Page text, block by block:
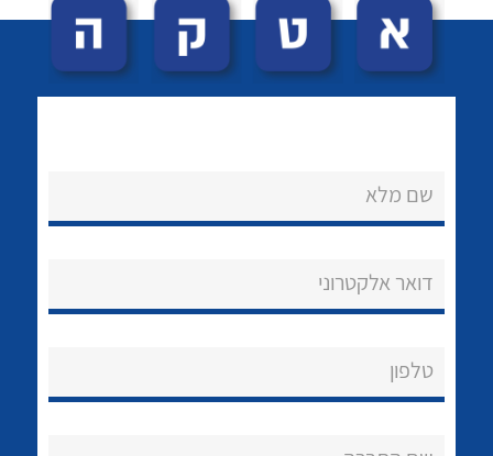
הצוות שלנו
שירותי תמיכה
שם מלא
דואר אלקטרוני
טלפון